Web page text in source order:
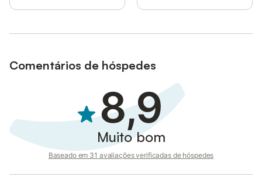
Comentários de hóspedes
8,9
Muito bom
Baseado em 31 avaliações verificadas de hóspedes